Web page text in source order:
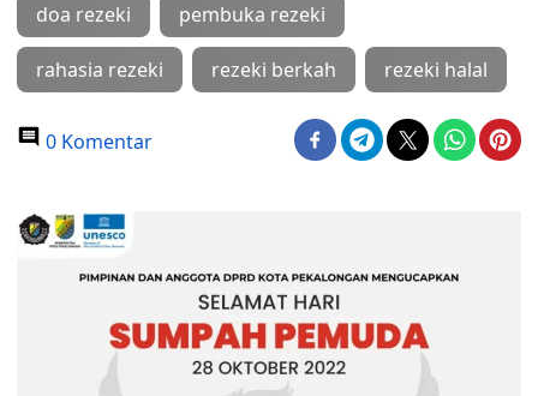
doa rezeki pembuka rezeki
rahasia rezeki rezeki berkah rezeki halal
0 Komentar